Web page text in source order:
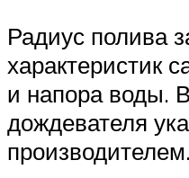
Радиус полива
характеристик
и напора воды.
дождевателя
производителем.